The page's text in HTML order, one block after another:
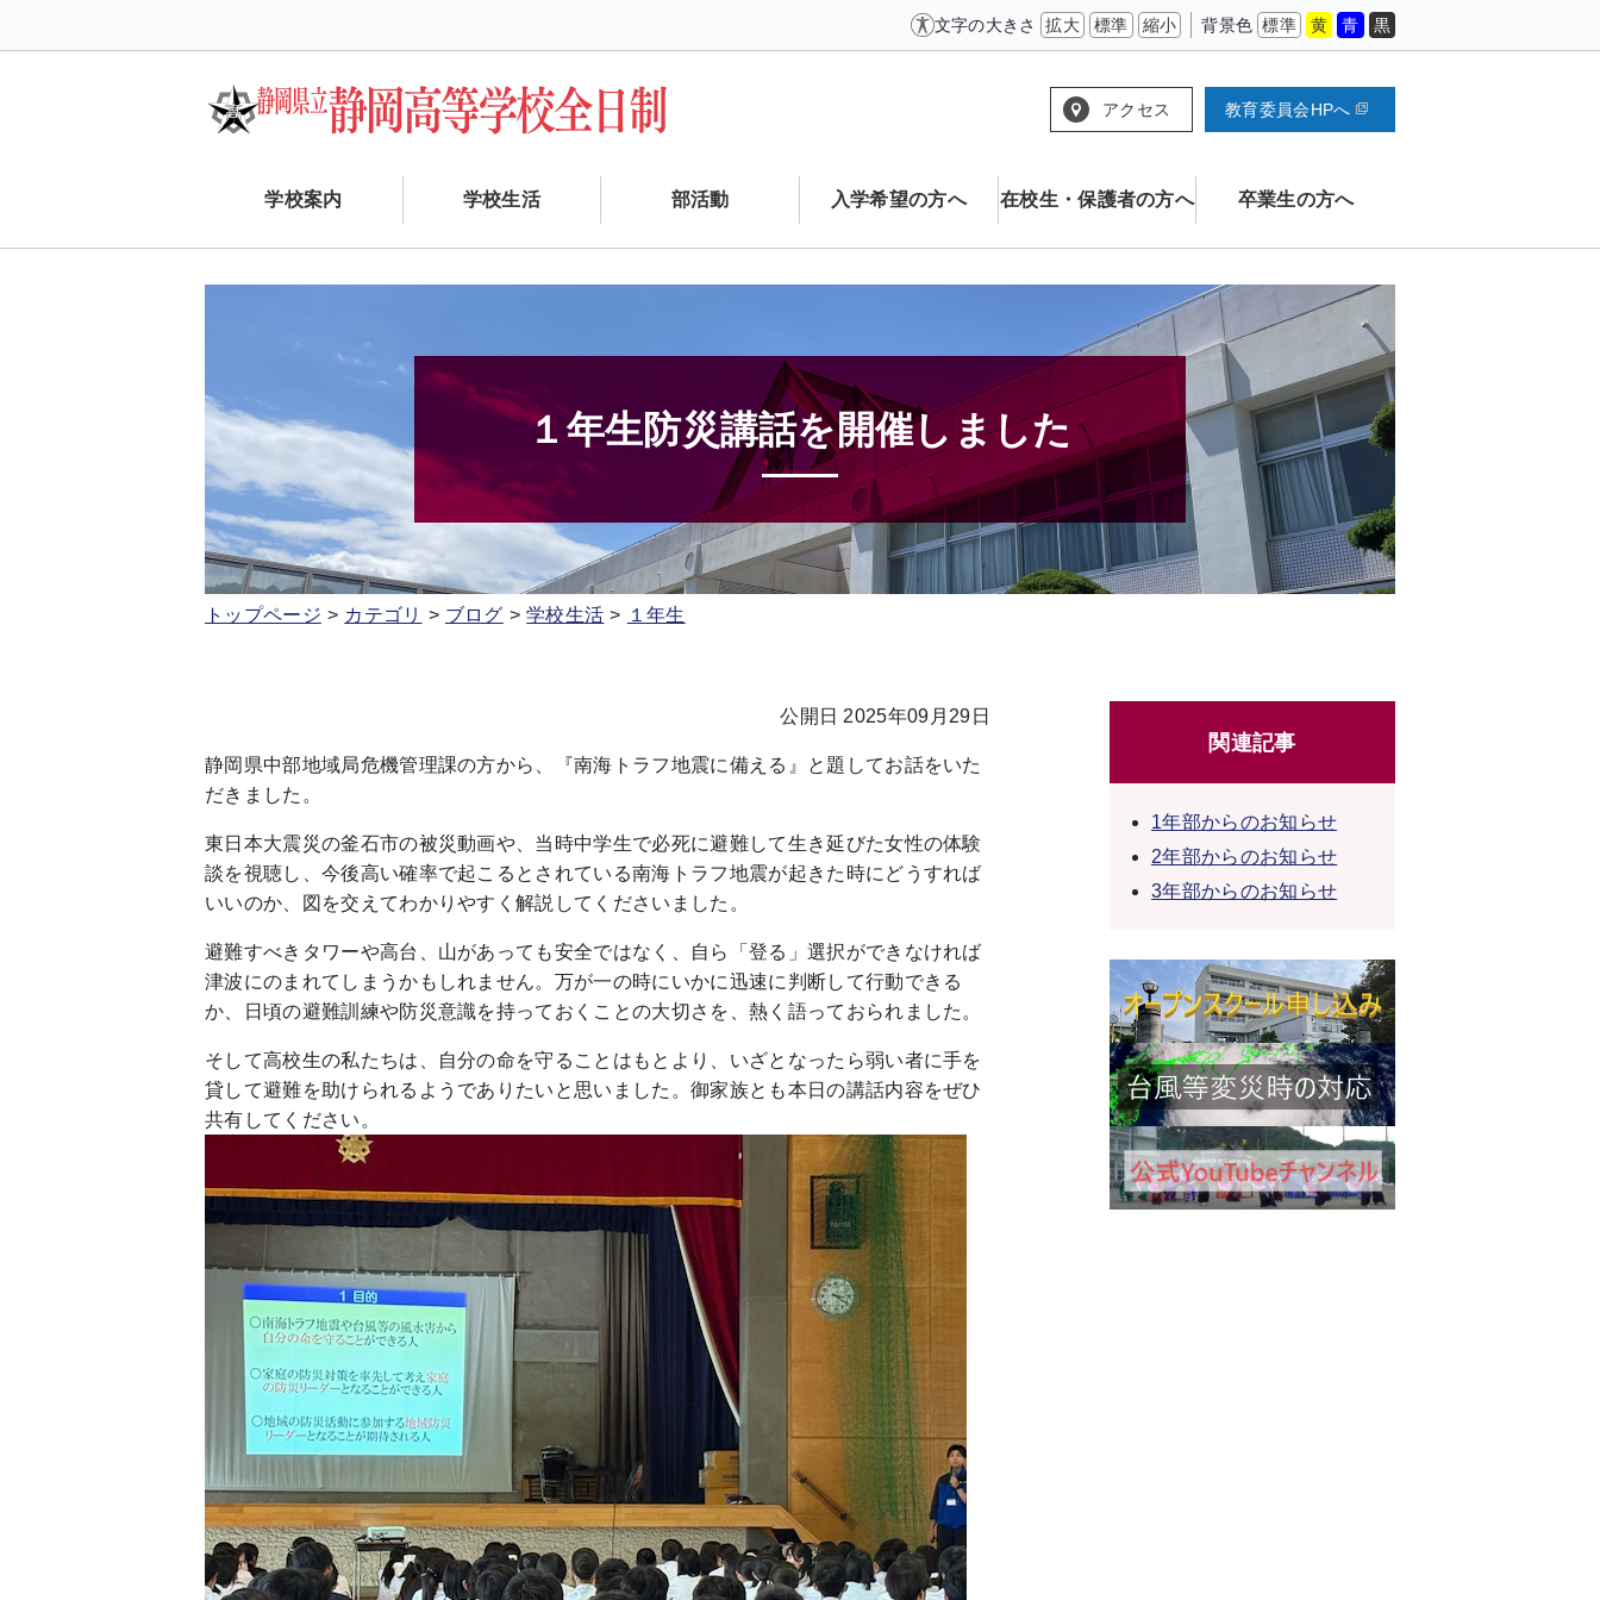
文字の大きさ 拡大 標準 縮小 背景色 標準 黄 青 黒
アクセス 教育委員会HPへ
学校案内 学校生活 部活動 入学希望の方へ 在校生・保護者の方へ 卒業生の方へ
１年生防災講話を開催しました
トップページ カテゴリ ブログ 学校生活 １年生
公開日 2025年09月29日
静岡県中部地域局危機管理課の方から、『南海トラフ地震に備える』と題してお話をいた
だきました。
東日本大震災の釜石市の被災動画や、当時中学生で必死に避難して生き延びた女性の体験
談を視聴し、今後高い確率で起こるとされている南海トラフ地震が起きた時にどうすれば
いいのか、図を交えてわかりやすく解説してくださいました。
避難すべきタワーや高台、山があっても安全ではなく、自ら「登る」選択ができなければ
津波にのまれてしまうかもしれません。万が一の時にいかに迅速に判断して行動できる
か、日頃の避難訓練や防災意識を持っておくことの大切さを、熱く語っておられました。
そして高校生の私たちは、自分の命を守ることはもとより、いざとなったら弱い者に手を
貸して避難を助けられるようでありたいと思いました。御家族とも本日の講話内容をぜひ
共有してください。
関連記事
1年部からのお知らせ
2年部からのお知らせ
3年部からのお知らせ